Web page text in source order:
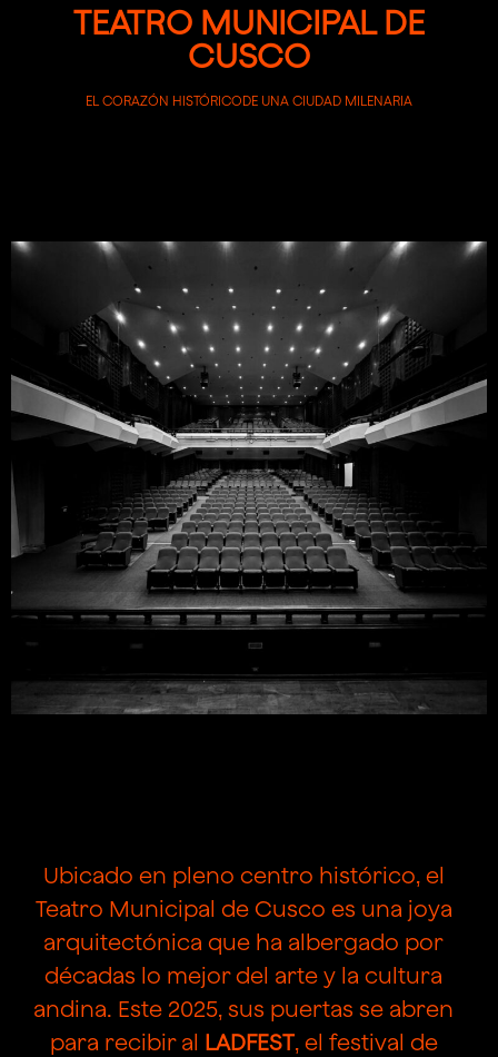
TEATRO MUNICIPAL DE
CUSCO
EL CORAZÓN HISTÓRICODE UNA CIUDAD MILENARIA
Ubicado en pleno centro histórico, el
Teatro Municipal de Cusco es una joya
arquitectónica que ha albergado por
décadas lo mejor del arte y la cultura
andina. Este 2025, sus puertas se abren
para recibir al LADFEST, el festival de